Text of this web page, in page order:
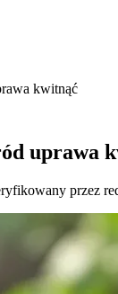
kwitnąć
uprawa
przez